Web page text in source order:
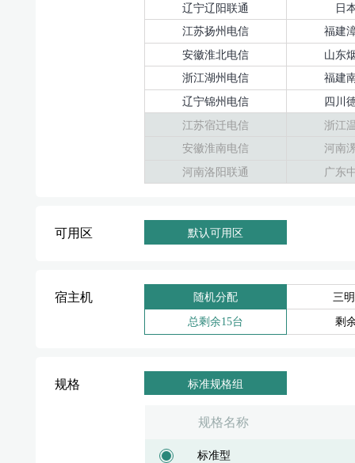
辽宁辽阳联通
日
江苏扬州电信
福建
安徽淮北电信
山东
浙江湖州电信
福建
辽宁锦州电信
四川
江苏宿迁电信
浙江
安徽淮南电信
河南
河南洛阳联通
广东
可用区 默认可用区
宿主机
随机分配
总剩余15台
三
剩
规格 标准规格组
规格名称
标准型